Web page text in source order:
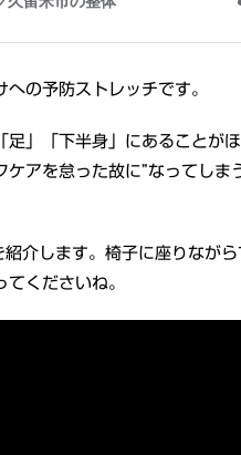
の予防ストレッチです。
足」「下半身」にあることが
アを怠った故に”なってしま
介します。椅子に座りなが
くださいね。